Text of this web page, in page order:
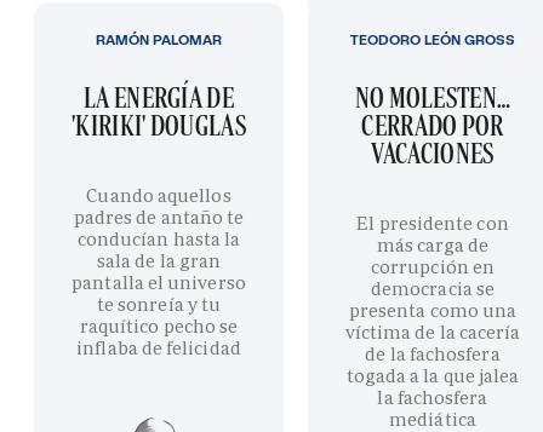
LA ENERGÍA DE
'KIRIKI' DOUGLAS
Cuando aquellos
padres de antaño te
conducían hasta la
sala de la gran
pantalla el universo
te sonreía y tu
raquítico pecho se
inflaba de felicidad
RAMÓN PALOMAR
NO MOLESTEN…
CERRADO POR
VACACIONES
El presidente con
más carga de
corrupción en
democracia se
presenta como una
víctima de la cacería
de la fachosfera
togada a la que jalea
la fachosfera
mediática
TEODORO LEÓN GROSS